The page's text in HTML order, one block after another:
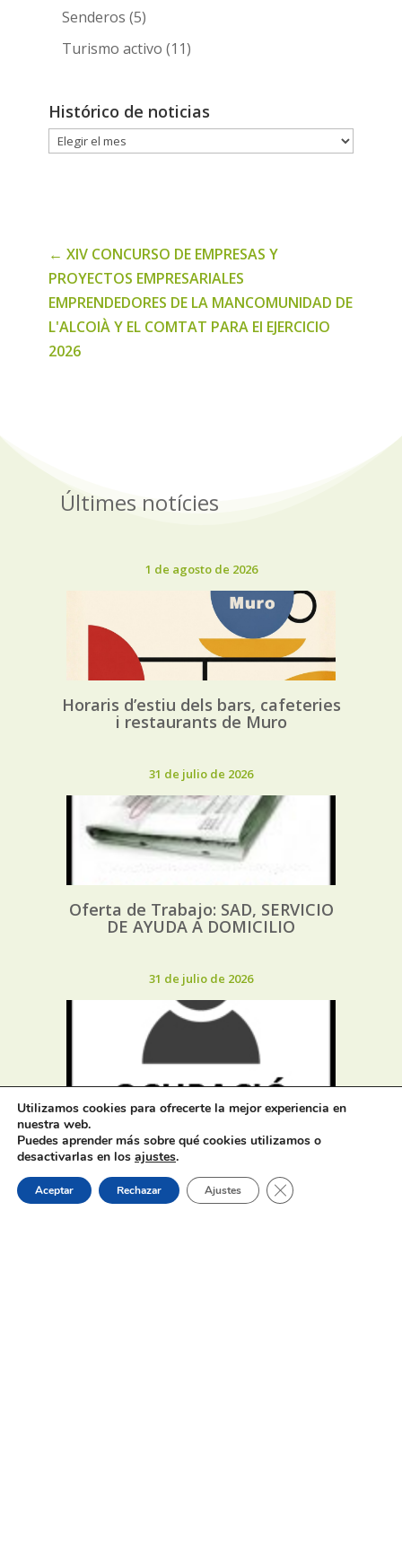
Senderos (5)
Turismo activo (11)
Histórico de noticias
Histórico
← XIV CONCURSO DE EMPRESAS Y
PROYECTOS EMPRESARIALES
EMPRENDEDORES DE LA MANCOMUNIDAD DE
L'ALCOIÀ Y EL COMTAT PARA El EJERCICIO
2026
Últimes notícies
1 de agosto de 2026
Horaris d’estiu dels bars, cafeteries
i restaurants de Muro
31 de julio de 2026
Oferta de Trabajo: SAD, SERVICIO
DE AYUDA A DOMICILIO
31 de julio de 2026
Proceso selectivo 1 plaza técnico/a
de juventud – turno libre –
oposición
31 de julio de 2026
Utilizamos cookies para ofrecerte la mejor experiencia en
nuestra web.
Puedes aprender más sobre qué cookies utilizamos o
desactivarlas en los ajustes.
Aceptar Rechazar Ajustes Cerrar el banner de